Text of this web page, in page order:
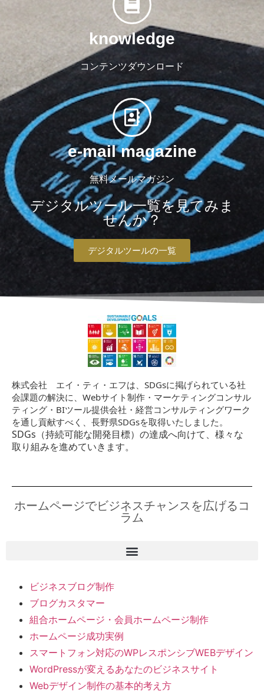
knowledge
コンテンツダウンロード
e-mail magazine
無料メールマガジン
デジタルツール一覧を見てみま
せんか？
デジタルツールの一覧
株式会社 エイ・ティ・エフは、SDGsに掲げられている社
会課題の解決に、Webサイト制作・マーケティングコンサル
ティング・BIツール提供会社・経営コンサルティングワーク
を通し貢献すべく、長野県SDGsを取得いたしました。
SDGs（持続可能な開発目標）の達成へ向けて、様々な
取り組みを進めていきます。
ホームページでビジネスチャンスを広げるコ
ラム
ビジネスブログ制作
ブログカスタマー
組合ホームページ・会員ホームページ制作
ホームページ成功実例
スマートフォン対応のWPレスポンシブWEBデザイン
WordPressが変えるあなたのビジネスサイト
Webデザイン制作の基本的考え方